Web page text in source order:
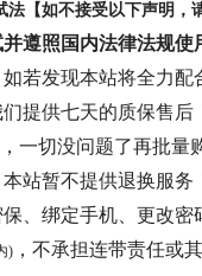
【如不接受以下声明，
遵照国内法律法规使
若发现本站将全力配
提供七天的质保售后
一切没问题了再批量
站暂不提供退换服务
、绑定手机、更改密
) ，不承担连带责任或